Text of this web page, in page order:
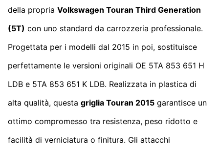
della propria Volkswagen Touran Third Generation
(5T) con uno standard da carrozzeria professionale.
Progettata per i modelli dal 2015 in poi, sostituisce
perfettamente le versioni originali OE 5TA 853 651 H
LDB e 5TA 853 651 K LDB. Realizzata in plastica di
alta qualità, questa griglia Touran 2015 garantisce un
ottimo compromesso tra resistenza, peso ridotto e
facilità di verniciatura o finitura. Gli attacchi